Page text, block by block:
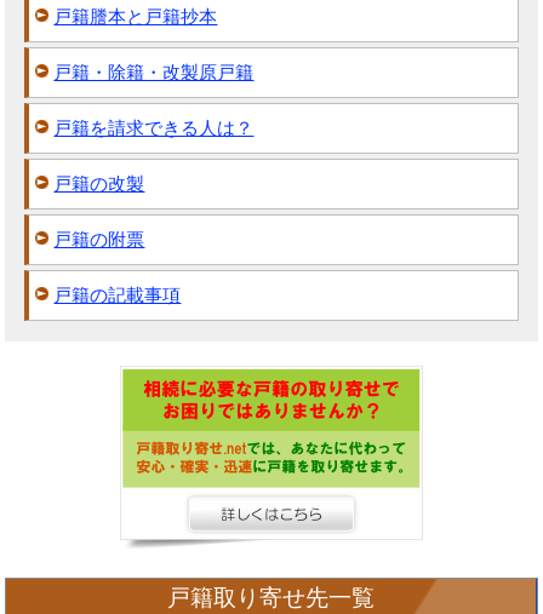
戸籍謄本と戸籍抄本
戸籍・除籍・改製原戸籍
戸籍を請求できる人は？
戸籍の改製
戸籍の附票
戸籍の記載事項
戸籍取り寄せ先一覧